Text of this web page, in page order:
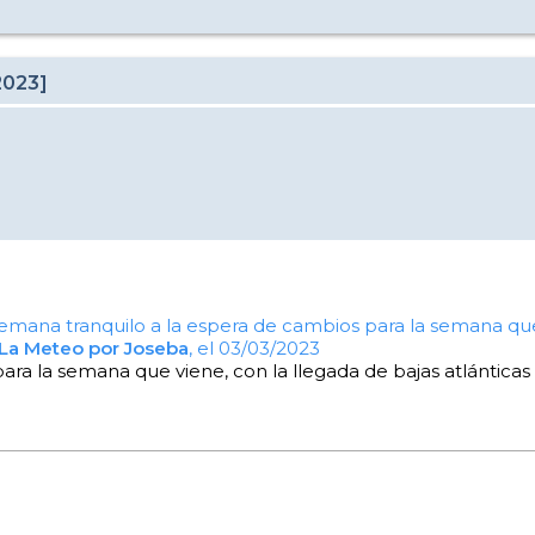
tranquilo a la espera de cambios para la semana
La Meteo por Joseba, el 03/03/2023
la semana que viene, con la llegada de bajas